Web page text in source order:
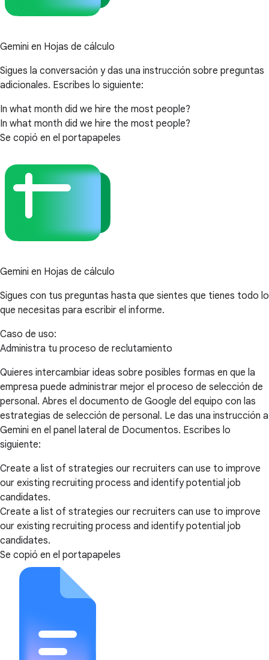
Gemini en Hojas de cálculo
Sigues la conversación y das una instrucción sobre preguntas
adicionales. Escribes lo siguiente:
In what month did we hire the most people?
In what month did we hire the most people?
Se copió en el portapapeles
Gemini en Hojas de cálculo
Sigues con tus preguntas hasta que sientes que tienes todo lo
que necesitas para escribir el informe.
Caso de uso:
Administra tu proceso de reclutamiento
Quieres intercambiar ideas sobre posibles formas en que la
empresa puede administrar mejor el proceso de selección de
personal. Abres el documento de Google del equipo con las
estrategias de selección de personal. Le das una instrucción a
Gemini en el panel lateral de Documentos. Escribes lo
siguiente:
Create a list of strategies our recruiters can use to improve
our existing recruiting process and identify potential job
candidates.
Create a list of strategies our recruiters can use to improve
our existing recruiting process and identify potential job
candidates.
Se copió en el portapapeles